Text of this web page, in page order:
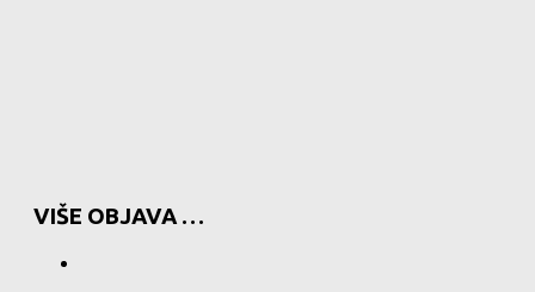
VIŠE OBJAVA …